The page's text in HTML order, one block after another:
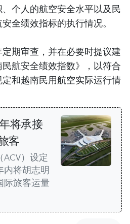
个人的航空安全水平以及民
全绩效指标的执行情况。
期审查，并在必要时提议建
航安全绩效指数》，以符合
和越南民用航空实际运行情
将承接
客
）设定
内将胡志明
际旅客运量